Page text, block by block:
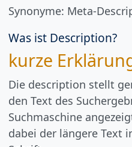
Synonyme: Meta-
Was ist Description?
kurze
Die description stellt
den Text des
Suchmaschine
dabei der längere Text